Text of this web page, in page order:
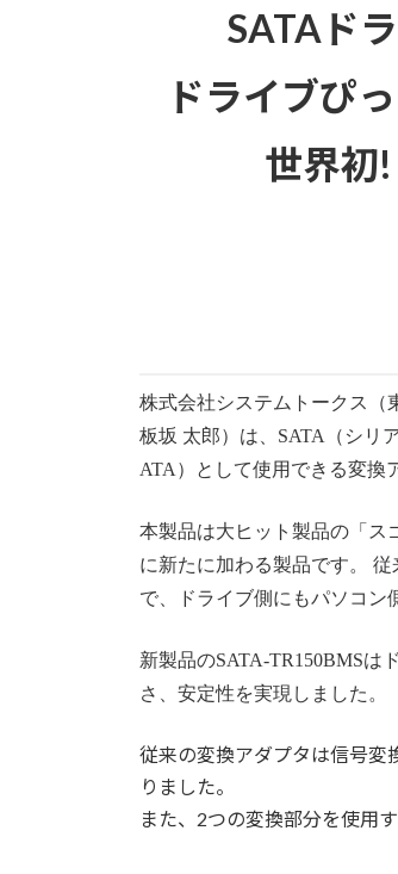
SATAド
ドライブぴ
世界初
株式会社システムトークス（
板坂 太郎）は、SATA（シリ
ATA）として使用できる変換
本製品は大ヒット製品の「 ス
に新たに加わる製品です。 従
で、ドライブ側にもパソコン
新製品のSATA-TR150BMSは
さ、安定性を実現しました。
従来の変換アダプタは信号変
りました。
また、2つの変換部分を使用